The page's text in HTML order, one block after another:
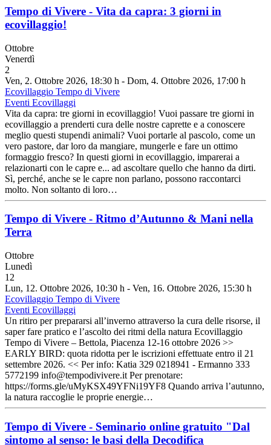
Tempo di Vivere - Vita da capra: 3 giorni in
ecovillaggio!
Ottobre
Venerdì
2
Ven, 2. Ottobre 2026, 18:30 h - Dom, 4. Ottobre 2026, 17:00 h
Ecovillaggio Tempo di Vivere
Eventi Ecovillaggi
Vita da capra: tre giorni in ecovillaggio! Vuoi passare tre giorni in
ecovillaggio a prenderti cura delle nostre caprette e a conoscere
meglio questi stupendi animali? Vuoi portarle al pascolo, come un
vero pastore, dar loro da mangiare, mungerle e fare un ottimo
formaggio fresco? In questi giorni in ecovillaggio, imparerai a
relazionarti con le capre e... ad ascoltare quello che hanno da dirti.
Sì, perché, anche se le capre non parlano, possono raccontarci
molto. Non soltanto di loro…
Tempo di Vivere - Ritmo d’Autunno & Mani nella
Terra
Ottobre
Lunedì
12
Lun, 12. Ottobre 2026, 10:30 h - Ven, 16. Ottobre 2026, 15:30 h
Ecovillaggio Tempo di Vivere
Eventi Ecovillaggi
Un ritiro per prepararsi all’inverno attraverso la cura delle risorse, il
saper fare pratico e l’ascolto dei ritmi della natura Ecovillaggio
Tempo di Vivere – Bettola, Piacenza 12-16 ottobre 2026 >>
EARLY BIRD: quota ridotta per le iscrizioni effettuate entro il 21
settembre 2026. << Per info: Katia 329 0218941 - Ermanno 333
5772199 info@tempodivivere.it Per prenotare:
https://forms.gle/uMyKSX49YFNi19YF8 Quando arriva l’autunno,
la natura raccoglie le proprie energie…
Tempo di Vivere - Seminario online gratuito "Dal
sintomo al senso: le basi della Decodifica